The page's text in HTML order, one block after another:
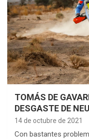
TOMÁS DE
DESGASTE DE
14 de octubre de 2021
Con bastantes